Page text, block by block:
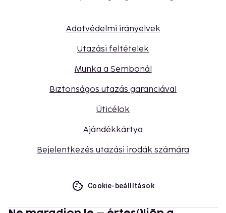
Adatvédelmi irányelvek
Utazási feltételek
Munka a Sembonál
Biztonságos utazás garanciával
Úticélok
Ajándékkártya
Bejelentkezés utazási irodák számára
Cookie-beállítások